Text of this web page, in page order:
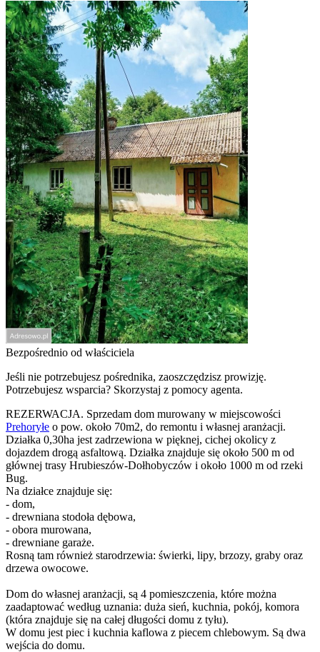
Bezpośrednio od właściciela
Jeśli nie potrzebujesz pośrednika, zaoszczędzisz prowizję.
Potrzebujesz wsparcia? Skorzystaj z pomocy agenta.
REZERWACJA. Sprzedam dom murowany w miejscowości
Prehoryłe o pow. około 70m2, do remontu i własnej aranżacji.
Działka 0,30ha jest zadrzewiona w pięknej, cichej okolicy z
dojazdem drogą asfaltową. Działka znajduje się około 500 m od
głównej trasy Hrubieszów-Dołhobyczów i około 1000 m od rzeki
Bug.
Na działce znajduje się:
- dom,
- drewniana stodoła dębowa,
- obora murowana,
- drewniane garaże.
Rosną tam również starodrzewia: świerki, lipy, brzozy, graby oraz
drzewa owocowe.
Dom do własnej aranżacji, są 4 pomieszczenia, które można
zaadaptować według uznania: duża sień, kuchnia, pokój, komora
(która znajduje się na całej długości domu z tyłu).
W domu jest piec i kuchnia kaflowa z piecem chlebowym. Są dwa
wejścia do domu.